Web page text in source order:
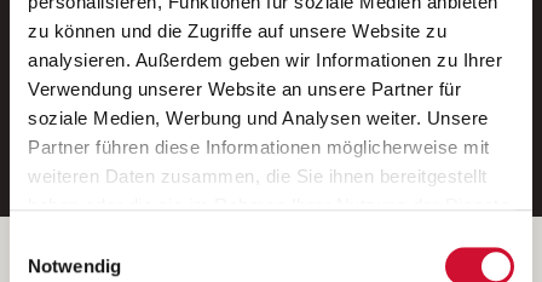
zu können und die Zugriffe auf unsere Website zu
analysieren. Außerdem geben wir Informationen zu Ihrer
Verwendung unserer Website an unsere Partner für
soziale Medien, Werbung und Analysen weiter. Unsere
Partner führen diese Informationen möglicherweise mit
weiteren Daten zusammen, die Sie ihnen bereitgestellt
Wenn Sie auf „Cookies zulassen“ klicken, so stimmen
Notwendig
Ein kostenloser Service von AWO
Jobs.
E-Mail-Adresse eintragen
Betreiber der Webseite